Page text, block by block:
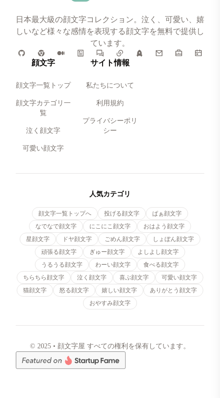
日本最大級の顔文字コレクション。泣く、可愛い、嬉
しいなど様々な感情を表現する顔文字を無料で提供し
ています。
顔文字
顔文字一覧トップ
顔文字カテゴリ一
覧
泣く顔文字
可愛い顔文字
サイト情報
私たちについて
利用規約
プライバシーポリ
シー
人気カテゴリ
顔文字一覧トップへ 投げる顔文字
ぱぁ顔文字
なでなで顔文字
にこにこ顔文字
おはよう顔文字
星顔文字
ドヤ顔文字 ごめん顔文字
しょぼん顔文字
頑張る顔文字
ぎゅー顔文字
よしよし顔文字
うるうる顔文字
わーい顔文字
食べる顔文字
ちらちら顔文字
泣く顔文字 喜ぶ顔文字
可愛い顔文字
猫顔文字
怒る顔文字 嬉しい顔文字
ありがとう顔文字
おやすみ顔文字
© 2025 • 顔文字屋 すべての権利を保有しています。